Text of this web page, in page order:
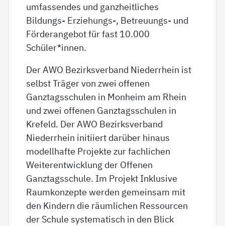
umfassendes und ganzheitliches
Bildungs- Erziehungs-, Betreuungs- und
Förderangebot für fast 10.000
Schüler*innen.
Der AWO Bezirksverband Niederrhein ist
selbst Träger von zwei offenen
Ganztagsschulen in Monheim am Rhein
und zwei offenen Ganztagsschulen in
Krefeld. Der AWO Bezirksverband
Niederrhein initiiert darüber hinaus
modellhafte Projekte zur fachlichen
Weiterentwicklung der Offenen
Ganztagsschule. Im Projekt Inklusive
Raumkonzepte werden gemeinsam mit
den Kindern die räumlichen Ressourcen
der Schule systematisch in den Blick